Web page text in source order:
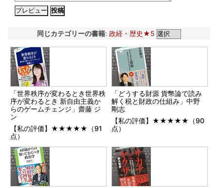
同じカテゴリーの書籍: 政経・歴史★5
「世界秩序が変わるとき世界秩
序が変わるとき 新自由主義か
らのゲームチェンジ」齋藤 ジ
ン
【私の評価】★★★★★（91
点）
「どうする財源 貨幣論で読み
解く税と財政の仕組み」中野
剛志
【私の評価】★★★★★（90
点）